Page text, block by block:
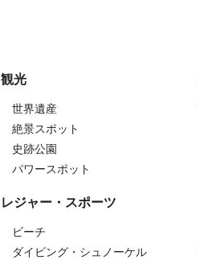
観光
世界遺産
絶景スポット
史跡公園
パワースポット
レジャー・スポーツ
ビーチ
ダイビング・シュノーケル